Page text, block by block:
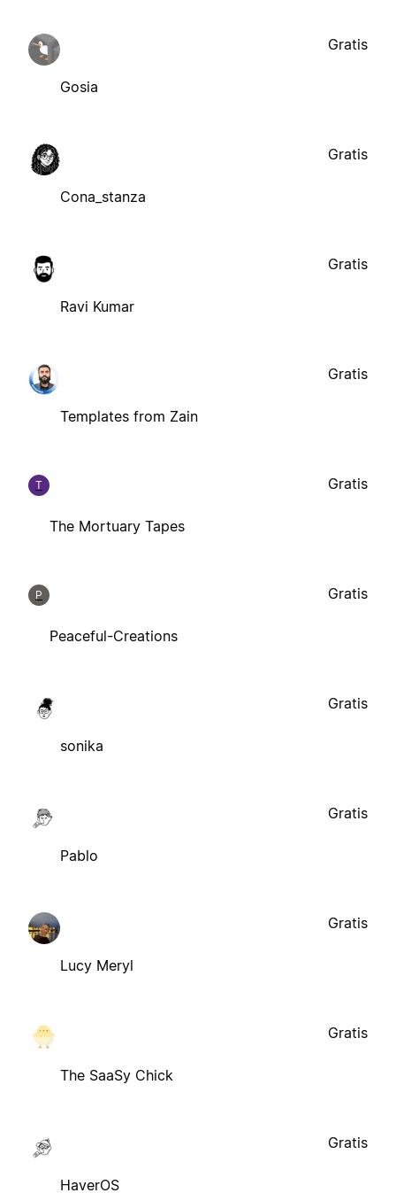
Gosia
Gratis
Cona_stanza
Gratis
Ravi Kumar
Gratis
Templates from Zain
Gratis
T
The Mortuary Tapes
Gratis
P
Peaceful-Creations
Gratis
sonika
Gratis
Pablo
Gratis
Lucy Meryl
Gratis
The SaaSy Chick
Gratis
HaverOS
Gratis